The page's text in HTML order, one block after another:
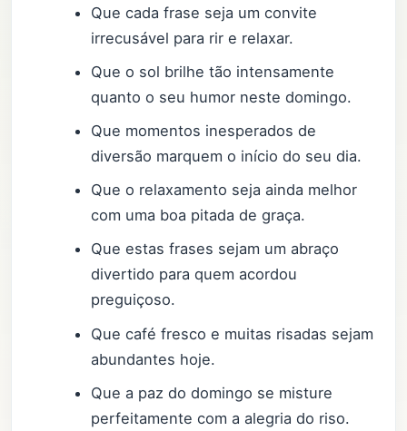
Que cada frase seja um convite
irrecusável para rir e relaxar.
Que o sol brilhe tão intensamente
quanto o seu humor neste domingo.
Que momentos inesperados de
diversão marquem o início do seu dia.
Que o relaxamento seja ainda melhor
com uma boa pitada de graça.
Que estas frases sejam um abraço
divertido para quem acordou
preguiçoso.
Que café fresco e muitas risadas sejam
abundantes hoje.
Que a paz do domingo se misture
perfeitamente com a alegria do riso.